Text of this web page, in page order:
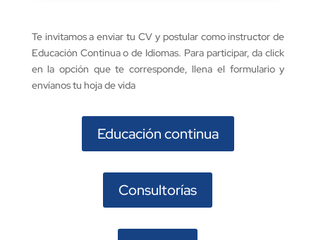
Te invitamos a enviar tu CV y postular como instructor de
Educación Continua o de Idiomas. Para participar, da click
en la opción que te corresponde, llena el formulario y
envíanos tu hoja de vida
Educación continua
Consultorías